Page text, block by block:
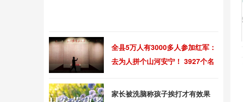
全县5万人有3000多人参加红军：
去为人拼个山河安宁！ 3927个名
家长被洗脑称孩子挨打才有效果